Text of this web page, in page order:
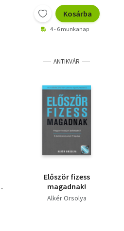
Kosárba
4 - 6 munkanap
ANTIKVÁR
Először fizess
magadnak!
Alkér Orsolya